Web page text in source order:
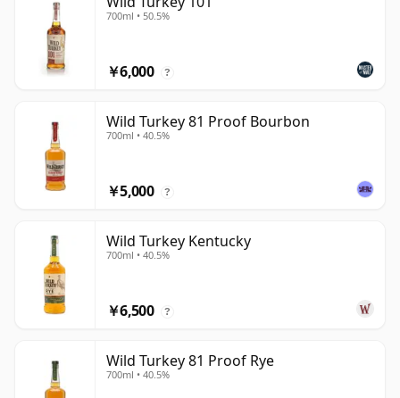
700ml • 50.5%
￥6,000 ?
Wild Turkey 81 Proof Bourbon
700ml • 40.5%
￥5,000 ?
Wild Turkey Kentucky
700ml • 40.5%
￥6,500 ?
Wild Turkey 81 Proof Rye
700ml • 40.5%